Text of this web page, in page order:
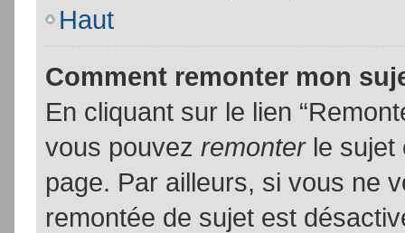
Haut
Comment remonter mon
En cliquant sur le lien
vous pouvez remonterle sujet
page. Par ailleurs, si vous ne
remontée de sujet est